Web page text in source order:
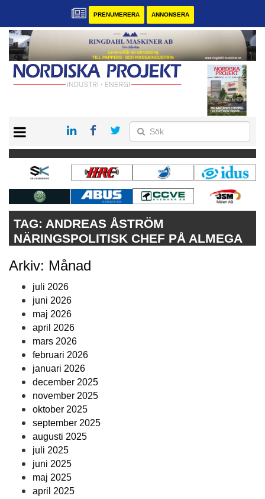
PRENUMERERA ANNONSERA
KONTAKT
VÅRA ANDRA MAGASIN
PRENUMERERA
ANNONSERA
TAG: ANDREAS ÅSTRÖM
NÄRINGSPOLITISK CHEF PÅ ALMEGA
Arkiv: Månad
juli 2026
juni 2026
maj 2026
april 2026
mars 2026
februari 2026
januari 2026
december 2025
november 2025
oktober 2025
september 2025
augusti 2025
juli 2025
juni 2025
maj 2025
april 2025